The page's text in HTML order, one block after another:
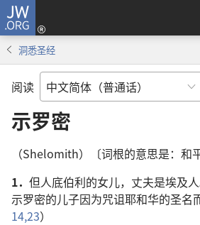
JW.ORG
洞悉圣经
阅读
示罗密
（Shelomith）〔词根的意思是：和
1． 但人底伯利的女儿，丈夫是埃及
示罗密的儿子因为咒诅耶和华的圣名
14,23）